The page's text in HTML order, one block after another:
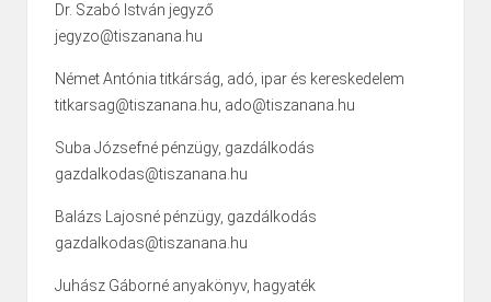
Dr. Szabó István jegyző
jegyzo@tiszanana.hu
Német Antónia titkárság, adó, ipar és kereskedelem
titkarsag@tiszanana.hu, ado@tiszanana.hu
Suba Józsefné pénzügy, gazdálkodás
gazdalkodas@tiszanana.hu
Balázs Lajosné pénzügy, gazdálkodás
gazdalkodas@tiszanana.hu
Juhász Gáborné anyakönyv, hagyaték